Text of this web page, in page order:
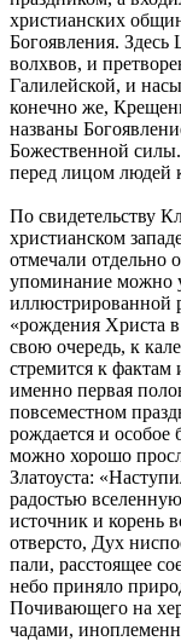
христианских
Богоявления.
волхвов, и
Галилейской, и
конечно же,
названы
Божественной силы.
перед лицом людей
По свидетельству
христианском
отмечали отдельно
упоминание можно
иллюстрированной
«рождения Христа
свою очередь, к
стремится к фактам
именно первая
повсеместном
рождается и особое
можно хорошо
Златоуста:
радостью
источник и корень
отверсто, Дух
пали, расстоящее
небо приняло
Почивающего на
чадами,